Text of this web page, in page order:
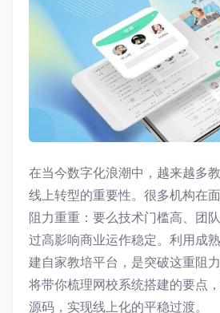
在当今数字化浪潮中，越来越多
线上转型的重要性。很多机构在
阻力重重：要么技术门槛高、团
过高影响商业运作稳定。利用成
建自家教培平台，是突破这重阻
将带你梳理网校系统搭建的要点
源码，实现线上化的平稳过渡。